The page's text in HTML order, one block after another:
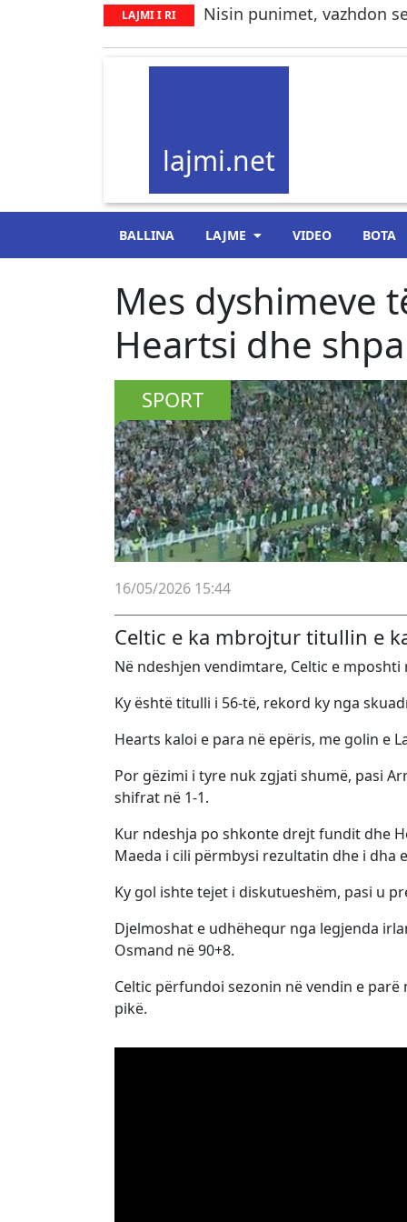
LAJMI I RI Nisin punimet, vazhdon
lajmi.net
BALLINA LAJME VIDEO BOTA
Mes dyshimeve
Heartsi dhe
SPORT
16/05/2026 15:44
Celtic e ka mbrojtur titullin e
Në ndeshjen vendimtare, Celtic e
Ky është titulli i 56-të, rekord ky nga
Hearts kaloi e para në epëris, me golin e
Por gëzimi i tyre nuk zgjati shumë, pasi
shifrat në 1-1.
Kur ndeshja po shkonte drejt fundit dhe
Maeda i cili përmbysi rezultatin dhe i dha
Ky gol ishte tejet i diskutueshëm, pasi u
Djelmoshat e udhëhequr nga legjenda
Osmand në 90+8.
Celtic përfundoi sezonin në vendin e
pikë.